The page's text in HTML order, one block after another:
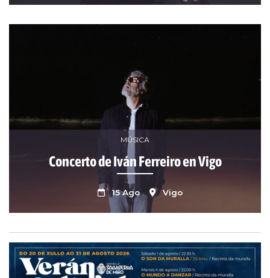
MÚSICA
Concerto de Iván Ferreiro en Vigo
15 Ago Vigo